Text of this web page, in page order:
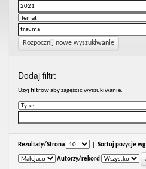
Rozpocznij nowe wyszukiwanie
Dodaj filtr:
Uzyj filtrów aby zagęścić wyszukiwanie.
Rezultaty/Strona Sortuj pozycje wg
Autorzy/rekord